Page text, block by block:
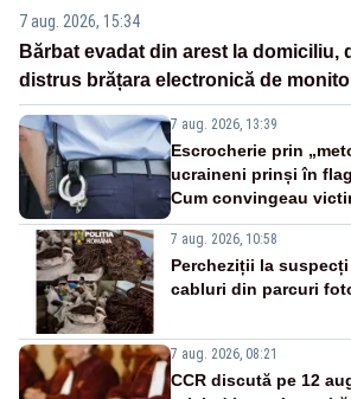
7 aug. 2026, 15:34
Bărbat evadat din arest la domiciliu,
distrus brățara electronică de
7 aug. 2026, 13:39
Escrocherie prin
ucraineni prinși în
Cum convingeau
7 aug. 2026, 10:58
Percheziții la
cabluri din parcuri
7 aug. 2026, 08:21
CCR discută pe 12